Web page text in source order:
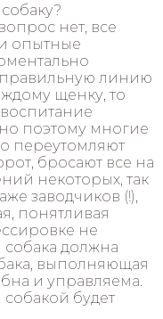
нет, все
опытные
правильную линию
щенку, то
поэтому многие
переутомляют
бросают все на
некоторых, так
заводчиков (!),
понятливая
не
собака должна
выполняющая
и управляема.
собакой будет